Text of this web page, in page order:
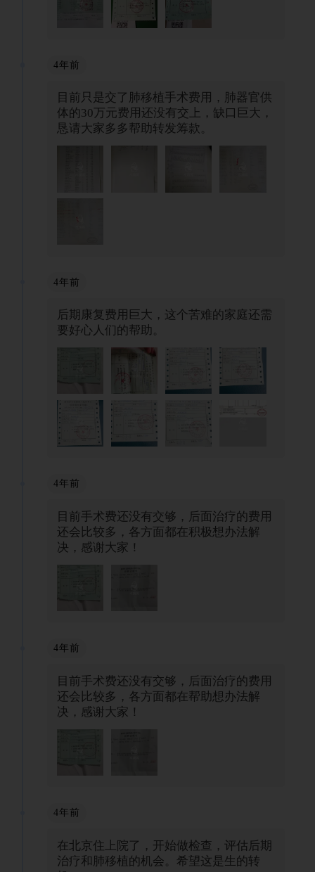
4年前
目前只是交了肺移植手术费用，肺器官供
体的30万元费用还没有交上，缺口巨大，
恳请大家多多帮助转发筹款。
4年前
后期康复费用巨大，这个苦难的家庭还需
要好心人们的帮助。
4年前
目前手术费还没有交够，后面治疗的费用
还会比较多，各方面都在积极想办法解
决，感谢大家！
4年前
目前手术费还没有交够，后面治疗的费用
还会比较多，各方面都在帮助想办法解
决，感谢大家！
4年前
在北京住上院了，开始做检查，评估后期
治疗和肺移植的机会。希望这是生的转